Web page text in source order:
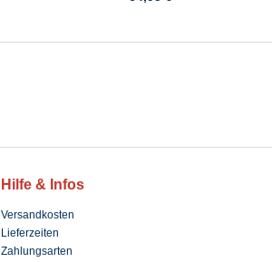
Hilfe & Infos
Versandkosten
Lieferzeiten
Zahlungsarten